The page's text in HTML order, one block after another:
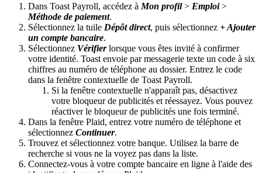
Dans Toast Payroll, accédez à Mon profil> Emploi>
Méthode de paiement.
Sélectionnez la tuile Dépôt direct, puis sélectionnez + Ajouter
un compte bancaire.
Sélectionnez Vérifierlorsque vous êtes invité à confirmer
votre identité. Toast envoie par messagerie texte un code à six
chiffres au numéro de téléphone au dossier. Entrez le code
dans la fenêtre contextuelle de Toast Payroll.
Si la fenêtre contextuelle n'apparaît pas, désactivez
votre bloqueur de publicités et réessayez. Vous pouvez
réactiver le bloqueur de publicités une fois terminé.
Dans la fenêtre Plaid, entrez votre numéro de téléphone et
sélectionnez Continuer.
Trouvez et sélectionnez votre banque. Utilisez la barre de
recherche si vous ne la voyez pas dans la liste.
Connectez-vous à votre compte bancaire en ligne à l'aide des